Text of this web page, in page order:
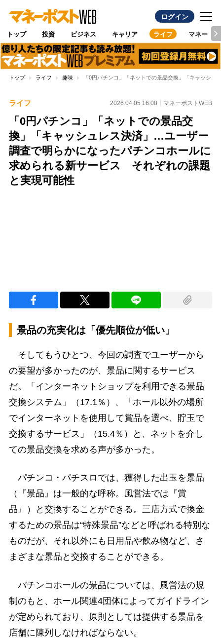
ログイン
トップ 投資 ビジネス キャリア ライフ マネー
トップ ライフ 趣味 「0円パチンコ」「ネットでの景品交換」「キャッシ
ライフ 2026.04.05 16:00 マネーポストWEB
「0円パチンコ」「ネットでの景品交
換」「キャッシュレス決済」…ユーザー
調査で明らかになったパチンコホールに
求められる新サービス それぞれの課題
と実現可能性
景品の充実化は「優先順位が低い」
そしてもうひとつ、今回の調査でユーザーから
の要望が多かったのが、景品に関するサービス
だ。「インターネットショップを利用できる景品
交換システム」（17.1％）、「ホール以外の場所
でインターネットを使用して賞品を選べ、貯玉で
交換するサービス」（15.4％）と、ネットを介し
ての景品交換を求める声が多かった。
パチンコ・パチスロでは、獲得した出玉を景品
（『景品』は一般的な呼称。風営法では『賞
品』）と交換することができる。三店方式で換金
するための景品は“特殊景品”などと呼ばれる特別な
ものだが、それ以外にも日用品や飲み物など、さ
まざまな景品と交換することができる。
パチンコホールの景品については、風営法の規
制のもと、ホール関連4団体によってガイドライン
が定められており、原則としては提供する景品を
店舗に陳列しなければならない。